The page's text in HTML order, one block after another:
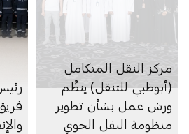
مركز النقل المتكامل
(أبوظبي للتنقل) ينظِّم
ورش عمل بشأن تطوير
منظومة النقل الجوي